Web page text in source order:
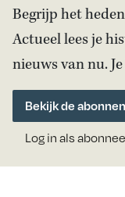
Begrijp het
Actueel lees je
nieuws van nu.
Bekijk de
Log in als abonnee